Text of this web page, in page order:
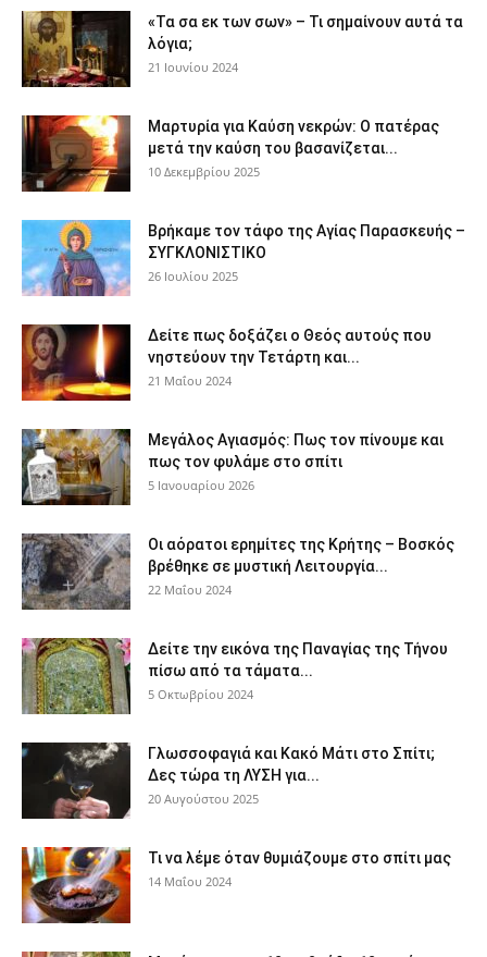
«Τα σα εκ των σων» – Τι σημαίνουν αυτά τα
λόγια;
21 Ιουνίου 2024
Μαρτυρία για Καύση νεκρών: Ο πατέρας
μετά την καύση του βασανίζεται...
10 Δεκεμβρίου 2025
Βρήκαμε τον τάφο της Αγίας Παρασκευής –
ΣΥΓΚΛΟΝΙΣΤΙΚΟ
26 Ιουλίου 2025
Δείτε πως δοξάζει ο Θεός αυτούς που
νηστεύουν την Τετάρτη και...
21 Μαΐου 2024
Μεγάλος Αγιασμός: Πως τον πίνουμε και
πως τον φυλάμε στο σπίτι
5 Ιανουαρίου 2026
Οι αόρατοι ερημίτες της Κρήτης – Βοσκός
βρέθηκε σε μυστική Λειτουργία...
22 Μαΐου 2024
Δείτε την εικόνα της Παναγίας της Τήνου
πίσω από τα τάματα...
5 Οκτωβρίου 2024
Γλωσσοφαγιά και Κακό Μάτι στο Σπίτι;
Δες τώρα τη ΛΥΣΗ για...
20 Αυγούστου 2025
Τι να λέμε όταν θυμιάζουμε στο σπίτι μας
14 Μαΐου 2024